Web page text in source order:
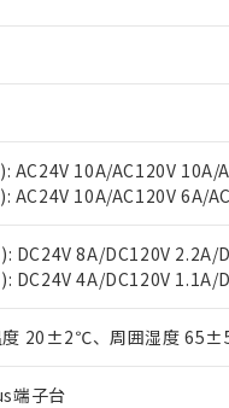
AC24V 10A/AC120V 10A/
AC24V 10A/AC120V 6A/
DC24V 8A/DC120V 2.2A/
DC24V 4A/DC120V 1.1A/
度 20±2℃、周囲湿度
端子台
スは、当社制御機器事業
機器事業取扱商品の中には
期状況および標準価格は
員にご相談ください。
および標準価格結果を当
ツ機能（部品リスト作成
要があります。
当ウェブサイト上で当社に
の製品・サービスに関す
物質）：
チルヘキシル) (DEHP)(別名：
以下、フタル酸ジイソブチル
産業用監視および制御機器に対す
類の４物質については閾値を超え
月
替え状況などにより、予
明書ダウンロード
質材料含有率が中国
Hg(水銀) : 1000ppm、 Cd(カドミ
ス(2-エチルヘキシル)) : 1000ppm
使用期限
質（10物質）のすべてが
です。当社販売部門へお
これら貴社製品のうち、外
要な手続きをとります。
社製品を、核兵器、ミサ
切使用いたしません。
貴社製品を第三者に販売
ん。
数には満たないが在庫あり
なし(最新の在庫状況につ
販売店・当社販売員にご
生産機種、また在庫状況の